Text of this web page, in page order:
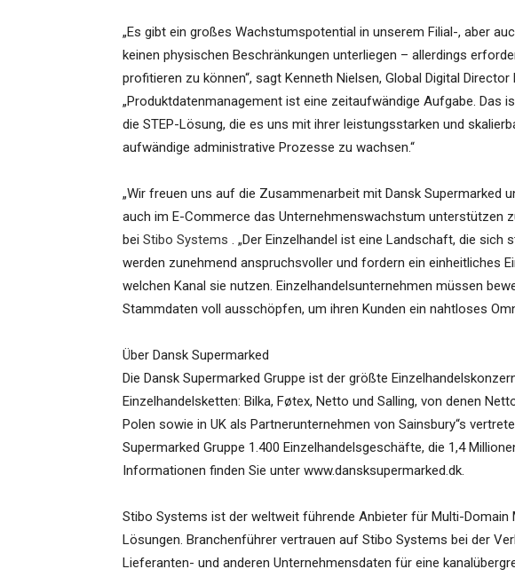
„Es gibt ein großes Wachstumspotential in unserem Filial-, aber
keinen physischen Beschränkungen unterliegen – allerdings
profitieren zu können“, sagt Kenneth Nielsen, Global Digital Director
„Produktdatenmanagement ist eine zeitaufwändige Aufgabe. Das
die STEP-Lösung, die es uns mit ihrer leistungsstarken und
aufwändige administrative Prozesse zu wachsen.“
„Wir freuen uns auf die Zusammenarbeit mit Dansk Supermarked
auch im E-Commerce das Unternehmenswachstum unterstützen
bei Stibo Systems . „Der Einzelhandel ist eine Landschaft, die sich
werden zunehmend anspruchsvoller und fordern ein einheitliches
welchen Kanal sie nutzen. Einzelhandelsunternehmen müssen
Stammdaten voll ausschöpfen, um ihren Kunden ein nahtloses
Über Dansk Supermarked
Die Dansk Supermarked Gruppe ist der größte
Einzelhandelsketten: Bilka, Føtex, Netto und Salling, von denen
Polen sowie in UK als Partnerunternehmen von Sainsbury“s
Supermarked Gruppe 1.400 Einzelhandelsgeschäfte, die 1,4
Informationen finden Sie unter www.dansksupermarked.dk.
Stibo Systems ist der weltweit führende Anbieter für Multi-Domain
Lösungen. Branchenführer vertrauen auf Stibo Systems bei der
Lieferanten- und anderen Unternehmensdaten für eine